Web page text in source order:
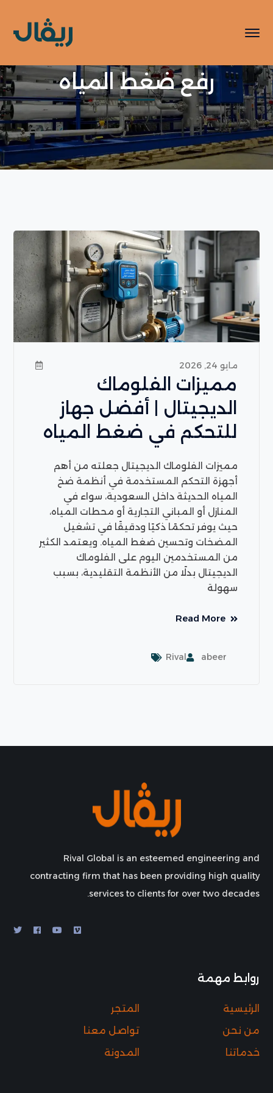
رفع ضغط المياه
مايو 24, 2026
مميزات الفلوماك
الديجيتال | أفضل جهاز
للتحكم في ضغط المياه
مميزات الفلوماك الديجيتال جعلته من أهم
أجهزة التحكم المستخدمة في أنظمة ضخ
المياه الحديثة داخل السعودية، سواء في
المنازل أو المباني التجارية أو محطات المياه،
حيث يوفر تحكمًا ذكيًا ودقيقًا في تشغيل
المضخات وتحسين ضغط المياه. ويعتمد الكثير
من المستخدمين اليوم على الفلوماك
الديجيتال بدلًا من الأنظمة التقليدية، بسبب
سهولة
Read More
abeer
Rival
Rival Global is an esteemed engineering and
contracting firm that has been providing high quality
services to clients for over two decades.
روابط مهمة
المتجر
الرئيسية
تواصل معنا
من نحن
المدونة
خدماتنا